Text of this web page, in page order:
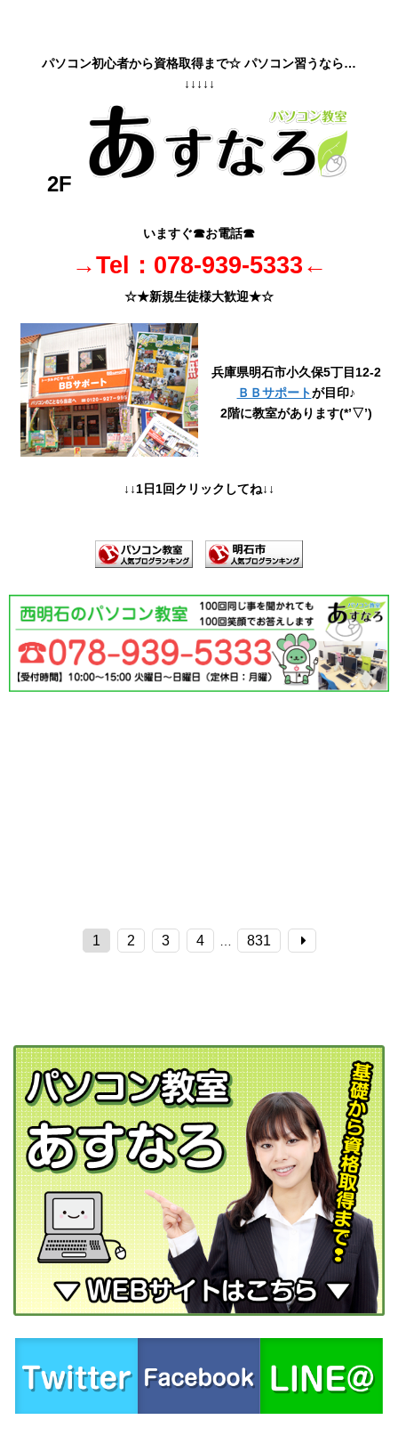
パソコン初心者から資格取得まで☆ パソコン習うなら…
↓↓↓↓↓
2F
いますぐ☎お電話☎
→Tel：078-939-5333←
☆★新規生徒様大歓迎★☆
兵庫県明石市小久保5丁目12-2
ＢＢサポートが目印♪
2階に教室があります(*’▽’)
↓↓1日1回クリックしてね↓↓
1 2 3 4 831